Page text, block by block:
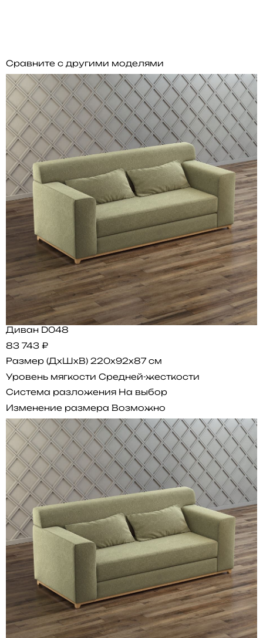
Сравните с другими моделями
Диван D048
83 743 ₽
Размер (ДхШхВ) 220x92x87 см
Уровень мягкости Средней-жесткости
Система разложения На выбор
Изменение размера Возможно